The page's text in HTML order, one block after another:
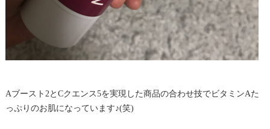
Aブースト2とCクエンス5を実現した商品の合わせ技でビタミンAた
っぷりのお肌になっています♪(笑)